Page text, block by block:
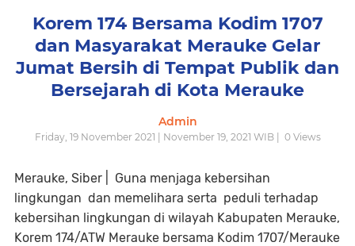
Korem 174 Bersama Kodim 1707
dan Masyarakat Merauke Gelar
Jumat Bersih di Tempat Publik dan
Bersejarah di Kota Merauke
Admin
Friday, 19 November 2021 | November 19, 2021 WIB | 0Views
Merauke, Siber |
Guna menjaga kebersihan
lingkungan dan memelihara serta peduli terhadap
kebersihan lingkungan di wilayah Kabupaten Merauke,
Korem 174/ATW Merauke bersama Kodim 1707/Merauke